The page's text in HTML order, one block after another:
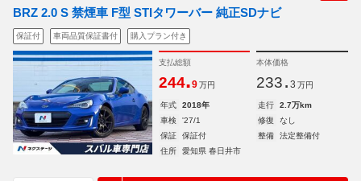
BRZ 2.0 S 禁煙車 F型 STIタワーバー 純正SDナビ
保証付 車両品質保証書付 購入プラン付き
支払総額
244.9 万円
本体価格
233. 3 万円
年式 2018年 走行
2.7万km
車検
'27/1 修復
なし
保証
保証付 整備
法定整備付
住所
愛知県 春日井市